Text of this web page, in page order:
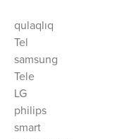
qulaqlıq
Tel
samsung
Tele
LG
philips
smart